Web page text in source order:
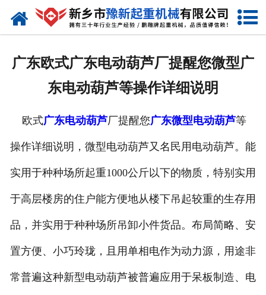
网站首页
资质荣誉
工程案例
联系我们
广东欧式广东电动葫芦厂提醒您微型广
东电动葫芦等操作详细说明
欧式广东电动葫芦厂提醒您广东微型电动葫芦等
操作详细说明，微型电动葫芦又名民用电动葫芦。能
实用于种种场所起重1000公斤以下的物质，特别实用
于高层楼房的住户能方便地从楼下吊起较重的生存用
品，并实用于种种场所吊卸小件货品。布局简略、安
置方便、小巧玲珑，且用单相电作为动力源，用途非
常普遍这种新型电动葫芦被普遍应用于呆板制造、电